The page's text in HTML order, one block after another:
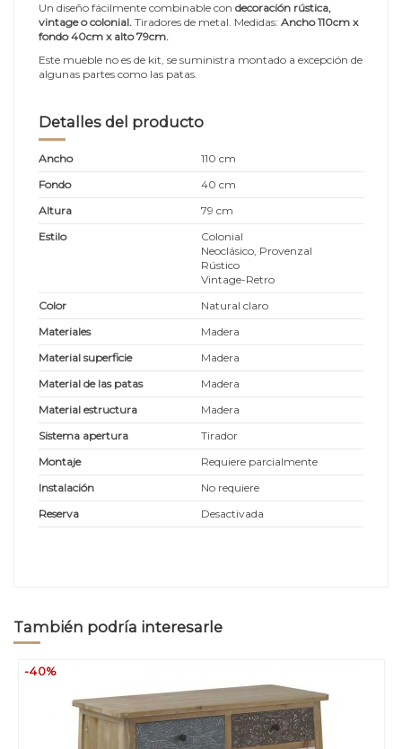
Un diseño fácilmente combinable con decoración rústica,
vintage o colonial. Tiradores de metal. Medidas: Ancho 110cm x
fondo 40cm x alto 79cm.
Este mueble no es de kit, se suministra montado a excepción de
algunas partes como las patas.
Detalles del producto
Ancho
110 cm
Fondo
40 cm
Altura
79 cm
Estilo
Colonial
Neoclásico, Provenzal
Rústico
Vintage-Retro
Color
Natural claro
Materiales
Madera
Material superficie
Madera
Material de las patas
Madera
Material estructura
Madera
Sistema apertura
Tirador
Montaje
Requiere parcialmente
Instalación
No requiere
Reserva
Desactivada
También podría interesarle
-40%